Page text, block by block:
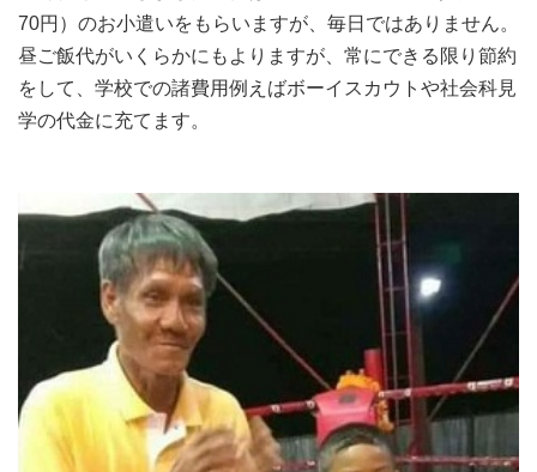
70円）のお小遣いをもらいますが、毎日ではありません。
昼ご飯代がいくらかにもよりますが、常にできる限り節約
をして、学校での諸費用例えばボーイスカウトや社会科見
学の代金に充てます。